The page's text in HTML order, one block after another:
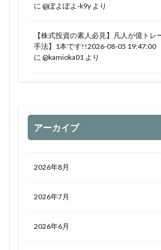
に @ぽよぽよ-k9y より
【株式投資の素人必見】凡人が億ト
手法】1本です!!2026-08-05 19:47:00
に @kamioka01 より
アーカイブ
2026年8月
2026年7月
2026年6月